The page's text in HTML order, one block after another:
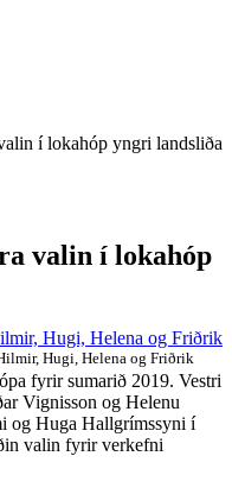
í lokahóp yngri landsliða
valin í lokahóp
Hugi, Helena og Friðrik
fyrir sumarið 2019. Vestri
Vignisson og Helenu
og Huga Hallgrímssyni í
valin fyrir verkefni